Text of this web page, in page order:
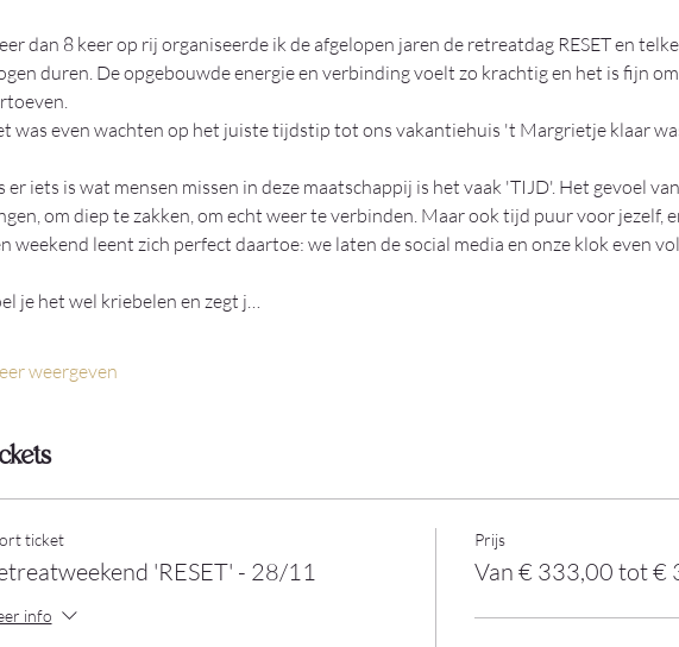
dan 8 keer op rij organiseerde ik de afgelopen jaren de retreatdag RESET en
duren. De opgebouwde energie en verbinding voelt zo krachtig en het is fijn
was even wachten op het juiste tijdstip tot ons vakantiehuis 't Margrietje klaar
er iets is wat mensen missen in deze maatschappij is het vaak 'TIJD'. Het gevoel
om diep te zakken, om echt weer te verbinden. Maar ook tijd puur voor jezelf,
weekend leent zich perfect daartoe: we laten de social media en onze klok even
je het wel kriebelen en zegt j…
weergeven
ticket
'RESET' - 28/11
info
Prijs
Van € 333,00 tot €